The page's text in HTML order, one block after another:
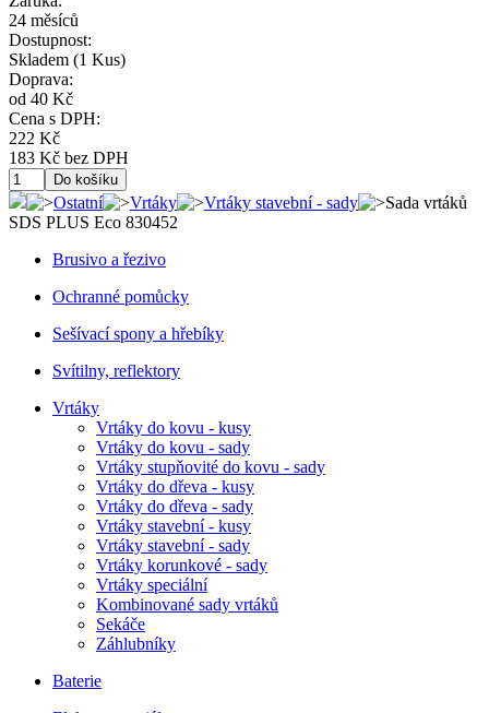
24 měsíců
Dostupnost:
Skladem (1 Kus)
Doprava:
od 40 Kč
Cena s DPH:
222 Kč
183 Kč bez DPH
Ostatní Vrtáky Vrtáky stavební - sady
Sada vrtáků
SDS PLUS Eco 830452
Brusivo a řezivo
Ochranné pomůcky
Sešívací spony a hřebíky
Svítilny, reflektory
Vrtáky
Vrtáky do kovu - kusy
Vrtáky do kovu - sady
Vrtáky stupňovité do kovu - sady
Vrtáky do dřeva - kusy
Vrtáky do dřeva - sady
Vrtáky stavební - kusy
Vrtáky stavební - sady
Vrtáky korunkové - sady
Vrtáky speciální
Kombinované sady vrtáků
Sekáče
Záhlubníky
Baterie